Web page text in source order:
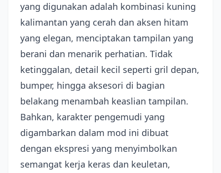
yang digunakan adalah kombinasi kuning
kalimantan yang cerah dan aksen hitam
yang elegan, menciptakan tampilan yang
berani dan menarik perhatian. Tidak
ketinggalan, detail kecil seperti gril depan,
bumper, hingga aksesori di bagian
belakang menambah keaslian tampilan.
Bahkan, karakter pengemudi yang
digambarkan dalam mod ini dibuat
dengan ekspresi yang menyimbolkan
semangat kerja keras dan keuletan,